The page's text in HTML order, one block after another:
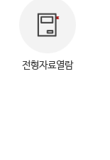
전형자료열람